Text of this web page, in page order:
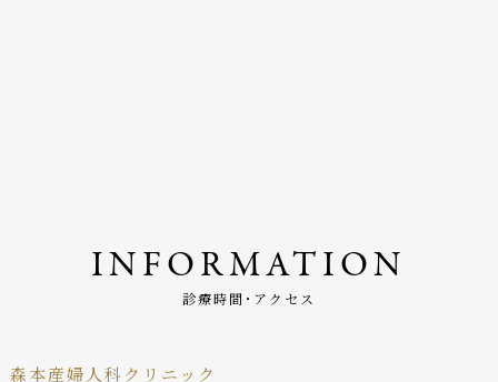
INFORMATION
診療時間･アクセス
森本産婦人科クリニック